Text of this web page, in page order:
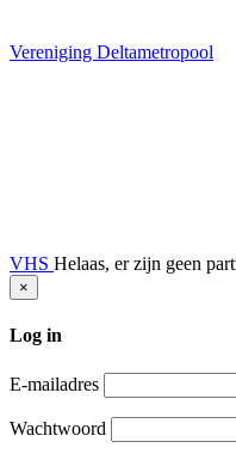
Vereniging Deltametropool
VHS Helaas, er zijn geen
×
Log in
E-mailadres
Wachtwoord